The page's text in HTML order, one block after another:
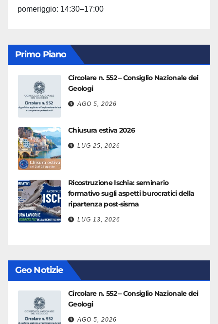
pomeriggio: 14:30–17:00
Primo Piano
Circolare n. 552 – Consiglio Nazionale dei
Geologi
AGO 5, 2026
Chiusura estiva 2026
LUG 25, 2026
Ricostruzione Ischia: seminario
formativo sugli aspetti burocratici della
ripartenza post-sisma
LUG 13, 2026
Geo Notizie
Circolare n. 552 – Consiglio Nazionale dei
Geologi
AGO 5, 2026